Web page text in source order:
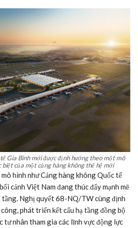
Gia Bình mới được định hướng theo một mô
của một cảng hàng không thế hệ mới
hình như Cảng hàng không Quốc tế
cảnh Việt Nam đang thúc đẩy mạnh mẽ
tầng. Nghị quyết 68-NQ/TW cùng định
phát triển kết cấu hạ tầng đồng bộ
tư nhân tham gia các lĩnh vực động lực